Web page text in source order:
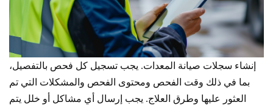
إنشاء سجلات صيانة المعدات. يجب تسجيل كل فحص بالتفصيل،
بما في ذلك وقت الفحص ومحتوى الفحص والمشكلات التي تم
العثور عليها وطرق العلاج. يجب إرسال أي مشاكل أو خلل يتم